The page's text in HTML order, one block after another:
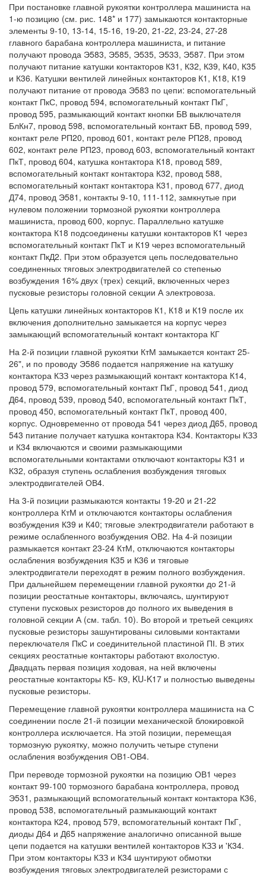
При постановке главной рукоятки контроллера машиниста на
1-ю позицию (см. рис. 148* и 177) замыкаются контакторные
элементы 9-10, 13-14, 15-16, 19-20, 21-22, 23-24, 27-28
главного барабана контроллера машиниста, и питание
получают провода Э583, Э585, Э535, Э533, Э587. При этом
получают питание катушки контакторов К31, К32, К39, К40, К35
и К36. Катушки вентилей линейных контакторов К1, К18, К19
получают питание от провода Э583 по цепи: вспомогательный
контакт ПкС, провод 594, вспомогательный контакт ПкГ,
провод 595, размыкающий контакт кнопки БВ выключателя
БлКн7, провод 598, вспомогательный контакт БВ, провод 599,
контакт реле РП20, провод 601, контакт реле РП28, провод
602, контакт реле РП23, провод 603, вспомогательный контакт
ПкТ, провод 604, катушка контактора К18, провод 589,
вспомогательный контакт контактора К32, провод 588,
вспомогательный контакт контактора К31, провод 677, диод
Д74, провод Э581, контакты 9-10, 111-112, замкнутые при
нулевом положении тормозной рукоятки контроллера
машиниста, провод 600, корпус. Параллельно катушке
контактора К18 подсоединены катушки контакторов К1 через
вспомогательный контакт ПкТ и К19 через вспомогательный
контакт ПкД2. При этом образуется цепь последовательно
соединенных тяговых электродвигателей со степенью
возбуждения 16% двух (трех) секций, включенных через
пусковые резисторы головной секции А электровоза.
Цепь катушки линейных контакторов К1, К18 и К19 после их
включения дополнительно замыкается на корпус через
замыкающий вспомогательный контакт контактора КГ
На 2-й позиции главной рукоятки КтМ замыкается контакт 25-
26", и по проводу Э586 подается напряжение на катушку
контактора КЗЗ через размыкающий контакт контактора К14,
провод 579, вспомогательный контакт ПкГ, провод 541, диод
Д64, провод 539, провод 540, вспомогательный контакт ПкТ,
провод 450, вспомогательный контакт ПкТ, провод 400,
корпус. Одновременно от провода 541 через диод Д65, провод
543 питание получает катушка контактора К34. Контакторы КЗЗ
и К34 включаются и своими размыкающими
вспомогательными контактами отключают контакторы К31 и
К32, образуя ступень ослабления возбуждения тяговых
электродвигателей ОВ4.
На 3-й позиции размыкаются контакты 19-20 и 21-22
контроллера КтМ и отключаются контакторы ослабления
возбуждения К39 и К40; тяговые электродвигатели работают в
режиме ослабленного возбуждения ОВ2. На 4-й позиции
размыкается контакт 23-24 КтМ, отключаются контакторы
ослабления возбуждения К35 и К36 и тяговые
электродвигатели переходят в режим полного возбуждения.
При дальнейшем перемещении главной рукоятки до 21-й
позиции реостатные контакторы, включаясь, шунтируют
ступени пусковых резисторов до полного их выведения в
головной секции А (см. табл. 10). Во второй и третьей секциях
пусковые резисторы зашунтированы силовыми контактами
переключателя ПкС и соединительной пластиной ПІ. В этих
секциях реостатные контакторы работают вхолостую.
Двадцать первая позиция ходовая, на ней включены
реостатные контакторы К5- К9, KU-K17 и полностью выведены
пусковые резисторы.
Перемещение главной рукоятки контроллера машиниста на С
соединении после 21-й позиции механической блокировкой
контроллера исключается. На этой позиции, перемещая
тормозную рукоятку, можно получить четыре ступени
ослабления возбуждения ОВ1-ОВ4.
При переводе тормозной рукоятки на позицию ОВ1 через
контакт 99-100 тормозного барабана контроллера, провод
Э531, размыкающий вспомогательный контакт контактора К36,
провод 538, вспомогательный размыкающий контакт
контактора К24, провод 579, вспомогательный контакт ПкГ,
диоды Д64 и Д65 напряжение аналогично описанной выше
цепи подается на катушки вентилей контакторов КЗЗ и 'К34.
При этом контакторы КЗЗ и К34 шунтируют обмотки
возбуждения тяговых электродвигателей резисторами с